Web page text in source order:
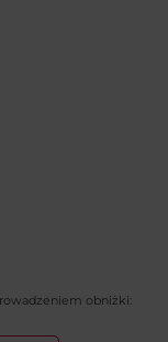
obniżki: